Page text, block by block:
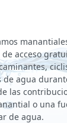
acceso
agua
las
o una
de agua.